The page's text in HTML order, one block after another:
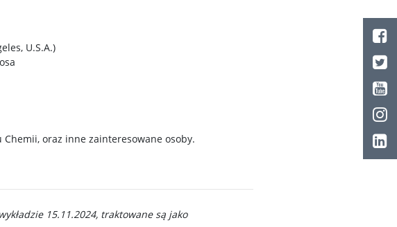
U.S.A.)
oraz inne zainteresowane osoby.
15.11.2024, traktowane są jako